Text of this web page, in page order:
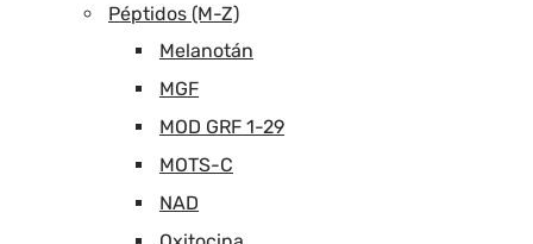
Péptidos (M-Z)
Melanotán
MGF
MOD GRF 1-29
MOTS-C
NAD